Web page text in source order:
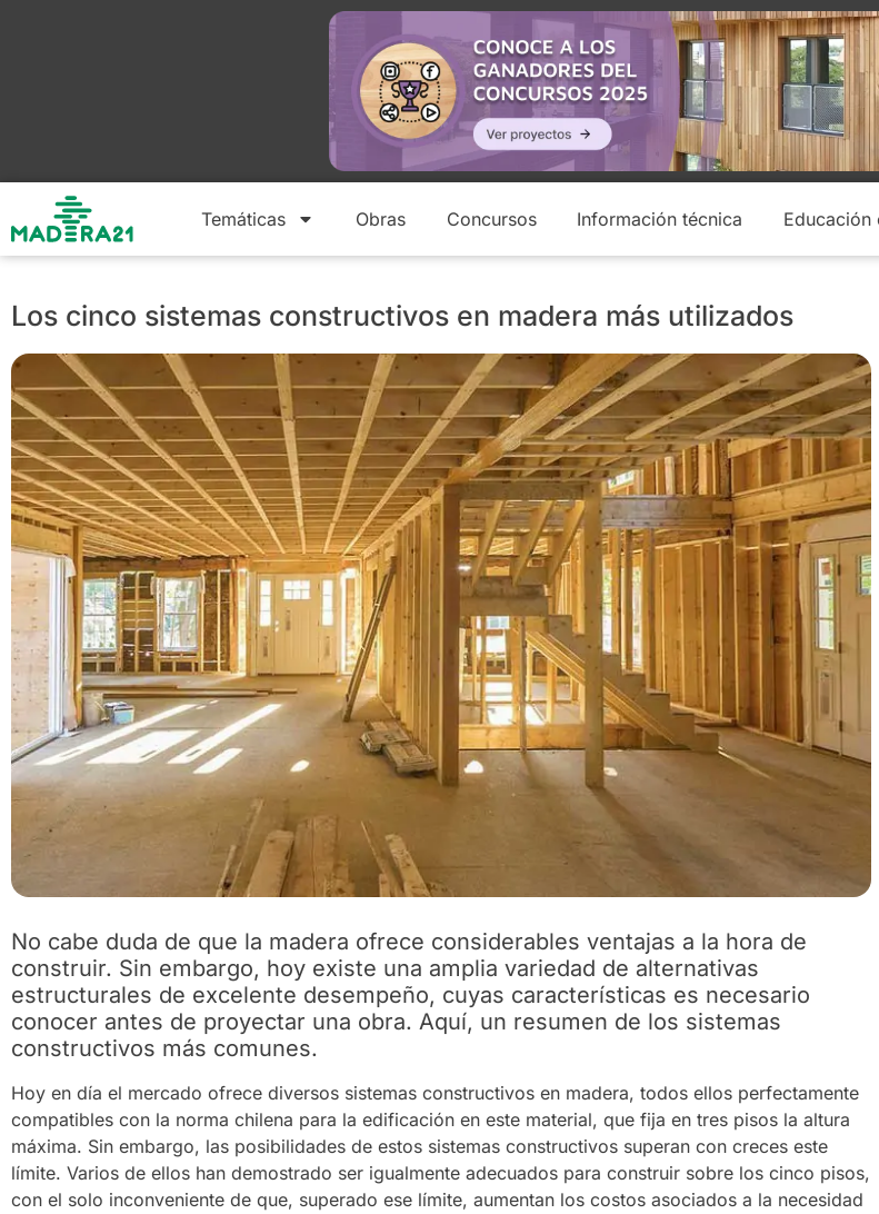
Temáticas Obras Concursos Información técnica Educación
Los cinco sistemas constructivos en madera más utilizados
No cabe duda de que la madera ofrece considerables ventajas a la hora de
construir. Sin embargo, hoy existe una amplia variedad de alternativas
estructurales de excelente desempeño, cuyas características es necesario
conocer antes de proyectar una obra. Aquí, un resumen de los sistemas
constructivos más comunes.
Hoy en día el mercado ofrece diversos sistemas constructivos en madera, todos ellos perfectamente
compatibles con la norma chilena para la edificación en este material, que fija en tres pisos la altura
máxima. Sin embargo, las posibilidades de estos sistemas constructivos superan con creces este
límite. Varios de ellos han demostrado ser igualmente adecuados para construir sobre los cinco pisos,
con el solo inconveniente de que, superado ese límite, aumentan los costos asociados a la necesidad